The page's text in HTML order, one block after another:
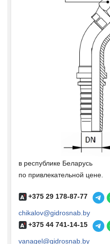
в республике Беларусь
по привлекательной цене.
+375 29 178-87-77
chikalov@gidrosnab.by
+375 44 741-14-15
vanagel@gidrosnab.by